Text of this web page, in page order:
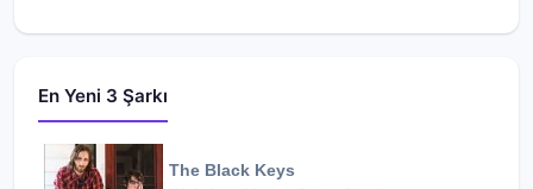
En Yeni 3 Şarkı
The Black Keys